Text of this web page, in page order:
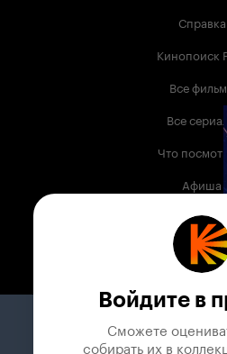
Справка
Кинопоиск
Все
Все
Что
Афиша
Музыка
Служба
Войдите в
Сможете
собирать их в